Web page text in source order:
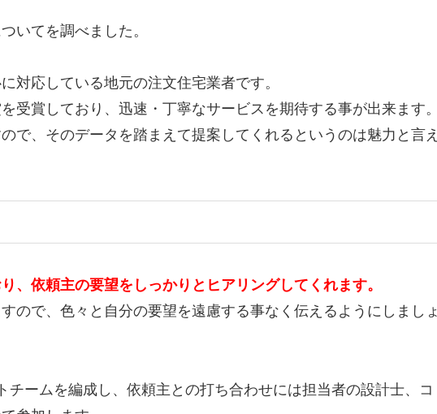
いてを調べました。
対応している地元の注文住宅業者です。
受賞しており、迅速・丁寧なサービスを期待する事が出来ます。
で、そのデータを踏まえて提案してくれるというのは魅力と言え
、依頼主の要望をしっかりとヒアリングしてくれます。
ので、色々と自分の要望を遠慮する事なく伝えるようにしましょ
チームを編成し、依頼主との打ち合わせには担当者の設計士、コ